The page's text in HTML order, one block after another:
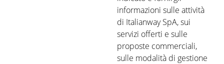
informazioni sulle attività
di Italianway SpA, sui
servizi offerti e sulle
proposte commerciali,
sulle modalità di gestione